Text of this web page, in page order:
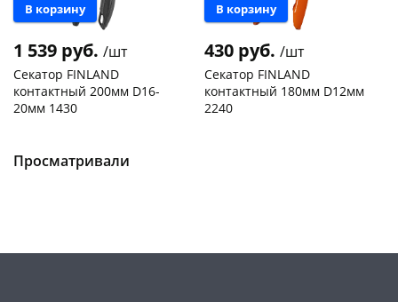
В корзину
1 539 руб. /шт
Секатор FINLAND
контактный 200мм D16-
20мм 1430
Пошехонское ш, 18
В корзину
430 руб. /шт
Секатор FINLAND
контактный 180мм D12мм
2240
Просматривали